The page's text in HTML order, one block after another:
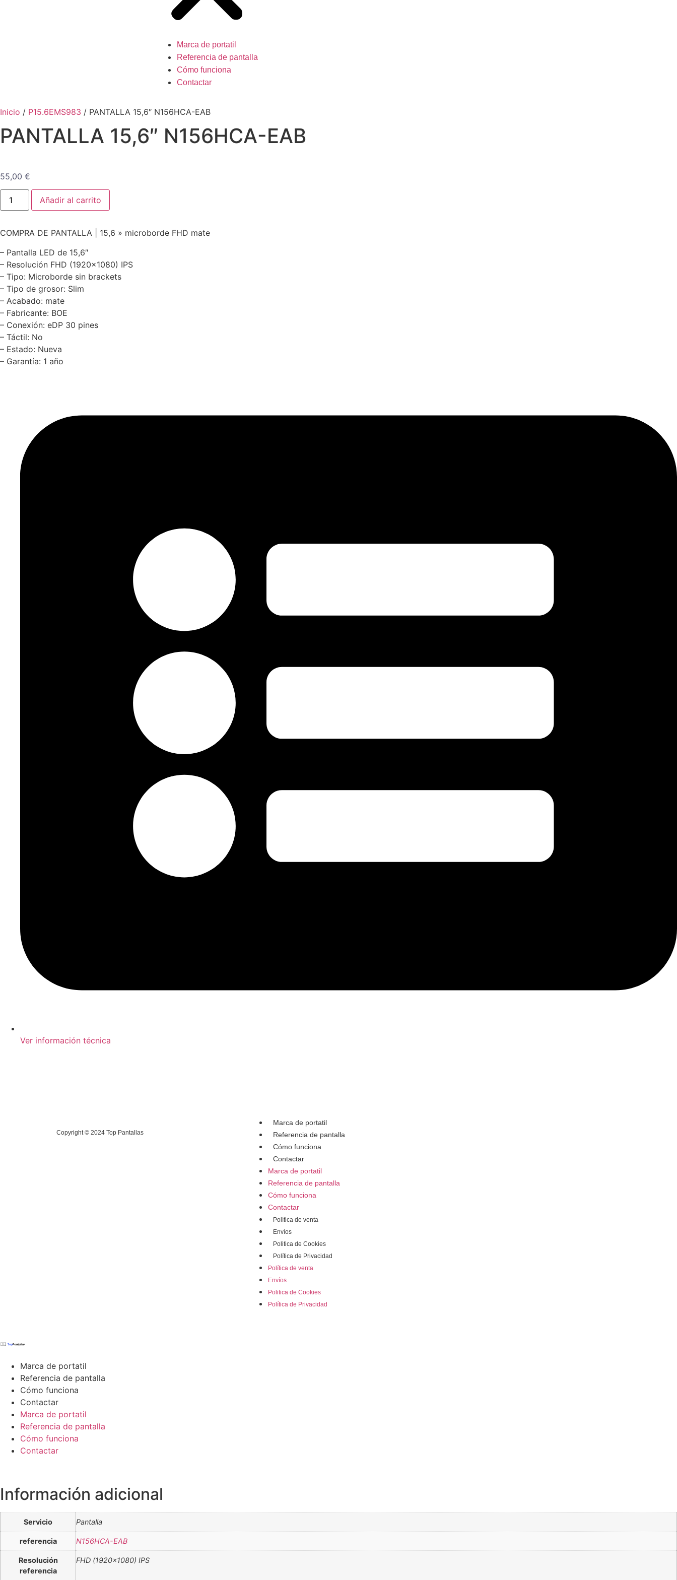
Marca de portatil
Referencia de pantalla
Cómo funciona
Contactar
Inicio / P15.6EMS983 / PANTALLA 15,6″ N156HCA-EAB
PANTALLA 15,6″ N156HCA-EAB
55,00 €
Añadir al carrito
COMPRA DE PANTALLA | 15,6 » microborde FHD mate
– Pantalla LED de 15,6″
– Resolución FHD (1920×1080) IPS
– Tipo: Microborde sin brackets
– Tipo de grosor: Slim
– Acabado: mate
– Fabricante: BOE
– Conexión: eDP 30 pines
– Táctil: No
– Estado: Nueva
– Garantía: 1 año
Ver información técnica
Copyright © 2024 Top Pantallas
Marca de portatil
Referencia de pantalla
Cómo funciona
Contactar
Marca de portatil
Referencia de pantalla
Cómo funciona
Contactar
Política de venta
Envíos
Politica de Cookies
Política de Privacidad
Política de venta
Envíos
Politica de Cookies
Política de Privacidad
Marca de portatil
Referencia de pantalla
Cómo funciona
Contactar
Marca de portatil
Referencia de pantalla
Cómo funciona
Contactar
Información adicional
Servicio Pantalla
referencia N156HCA-EAB
Resolución
referencia
FHD (1920×1080) IPS